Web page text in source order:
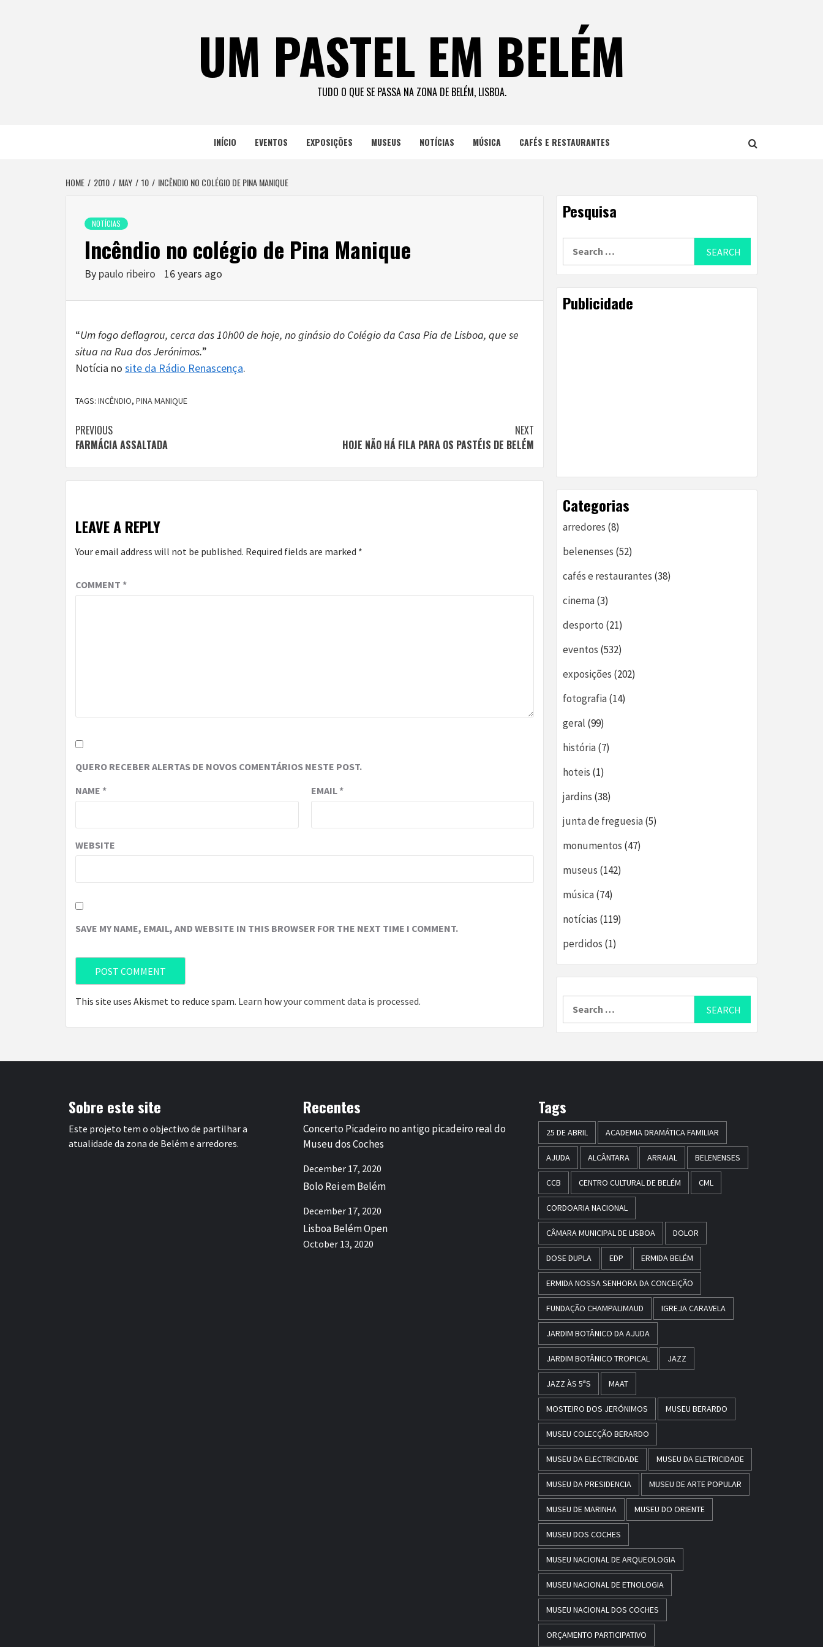
UM PASTEL EM BELÉM
TUDO O QUE SE PASSA NA ZONA DE BELÉM, LISBOA.
INÍCIO EVENTOS EXPOSIÇÕES MUSEUS NOTÍCIAS MÚSICA CAFÉS E RESTAURANTES
HOME 2010 MAY 10 INCÊNDIO NO COLÉGIO DE PINA MANIQUE
NOTÍCIAS
Incêndio no colégio de Pina Manique
By paulo ribeiro 16 years ago
“Um fogo deflagrou, cerca das 10h00 de hoje, no ginásio do Colégio da Casa Pia de Lisboa, que se
situa na Rua dos Jerónimos.”
Notícia no site da Rádio Renascença.
TAGS: INCÊNDIO, PINA MANIQUE
Continue
Reading
PREVIOUS
FARMÁCIA ASSALTADA
NEXT
HOJE NÃO HÁ FILA PARA OS PASTÉIS DE BELÉM
LEAVE A REPLY
Your email address will not be published. Required fields are marked *
COMMENT *
QUERO RECEBER ALERTAS DE NOVOS COMENTÁRIOS NESTE POST.
NAME * EMAIL*
WEBSITE
SAVE MY NAME, EMAIL, AND WEBSITE IN THIS BROWSER FOR THE NEXT TIME I COMMENT.
This site uses Akismet to reduce spam. Learn how your comment data is processed.
Pesquisa
Publicidade
Categorias
arredores (8)
belenenses (52)
cafés e restaurantes (38)
cinema(3)
desporto (21)
eventos (532)
exposições (202)
fotografia(14)
geral (99)
história(7)
hoteis (1)
jardins (38)
junta de freguesia(5)
monumentos (47)
museus (142)
música(74)
notícias (119)
perdidos (1)
Sobre este site
Este projeto tem o objectivo de partilhar a
atualidade da zona de Belém e arredores.
Recentes
Concerto Picadeiro no antigo picadeiro real do
Museu dos Coches
December 17, 2020
Bolo Rei em Belém
December 17, 2020
Lisboa Belém Open
October 13, 2020
Tags
25 DE ABRIL ACADEMIA DRAMÁTICA FAMILIAR
AJUDA ALCÂNTARA ARRAIAL BELENENSES
CCB CENTRO CULTURAL DE BELÉM CML
CORDOARIA NACIONAL
CÂMARA MUNICIPAL DE LISBOA DOLOR
DOSE DUPLA EDP ERMIDA BELÉM
ERMIDA NOSSA SENHORA DA CONCEIÇÃO
FUNDAÇÃO CHAMPALIMAUD IGREJA CARAVELA
JARDIM BOTÂNICO DA AJUDA
JARDIM BOTÂNICO TROPICAL JAZZ
JAZZ ÀS 5ªS MAAT
MOSTEIRO DOS JERÓNIMOS MUSEU BERARDO
MUSEU COLECÇÃO BERARDO
MUSEU DA ELECTRICIDADE MUSEU DA ELETRICIDADE
MUSEU DA PRESIDENCIA MUSEU DE ARTE POPULAR
MUSEU DE MARINHA MUSEU DO ORIENTE
MUSEU DOS COCHES
MUSEU NACIONAL DE ARQUEOLOGIA
MUSEU NACIONAL DE ETNOLOGIA
MUSEU NACIONAL DOS COCHES
ORÇAMENTO PARTICIPATIVO